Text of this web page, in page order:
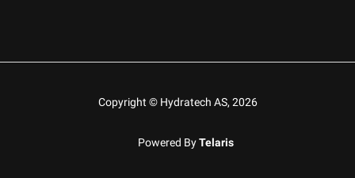
Copyright © Hydratech AS, 2026
Powered ByTelaris